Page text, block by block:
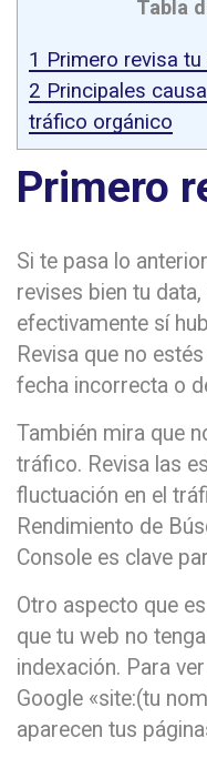
Tabla
1 Primero revisa tu
2 Principales
tráfico orgánico
Primero
Si te pasa lo
revises bien tu
efectivamente sí
Revisa que no
fecha incorrecta o
También mira que
tráfico. Revisa las
fluctuación en el
Rendimiento de
Console es clave
Otro aspecto que
que tu web no
indexación. Para
Google «site:(tu
aparecen tus